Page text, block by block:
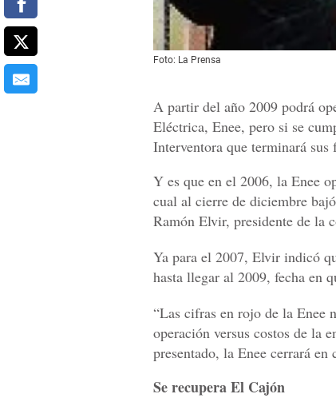
Foto: La Prensa
A partir del año 2009 podrá
Eléctrica, Enee, pero si se
Interventora que terminará
Y es que en el 2006, la Enee
cual al cierre de diciembre
Ramón Elvir, presidente de la
Ya para el 2007, Elvir indicó
hasta llegar al 2009, fecha en
“Las cifras en rojo de la Enee
operación versus costos de la
presentado, la Enee cerrará en
Se recupera El Cajón